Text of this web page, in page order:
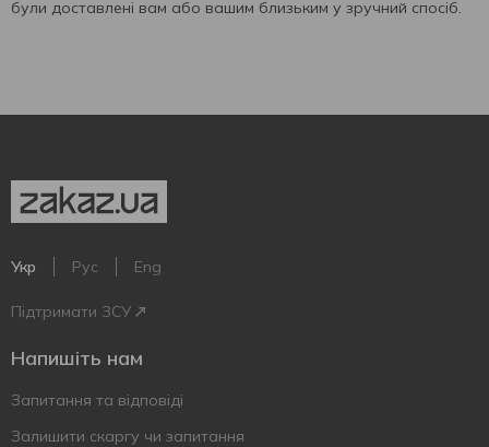
були доставлені вам або вашим близьким у зручний спосіб.
Укр Рус Eng
Підтримати ЗСУ
Напишіть нам
Запитання та відповіді
Залишити скаргу чи запитання